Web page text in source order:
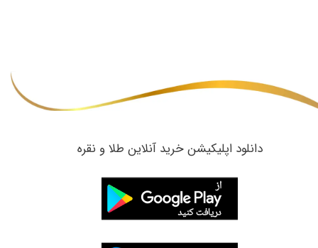
​دانلود اپلیکیشن خرید آنلاین طلا و نقره